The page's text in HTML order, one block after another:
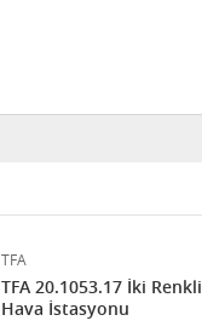
TFA
TFA 20.1053.17 İki Renkli
Hava İstasyonu